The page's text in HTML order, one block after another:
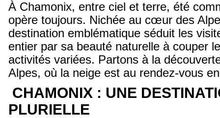
À Chamonix, entre ciel et terre, été
opère toujours. Nichée au cœur des
destination emblématique séduit les
entier par sa beauté naturelle à couper
activités variées. Partons à la
Alpes, où la neige est au rendez-vous
CHAMONIX : UNE
PLURIELLE